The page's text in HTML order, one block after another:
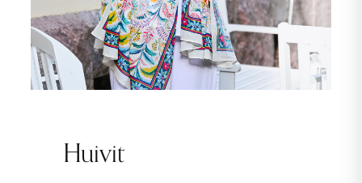
Huivit